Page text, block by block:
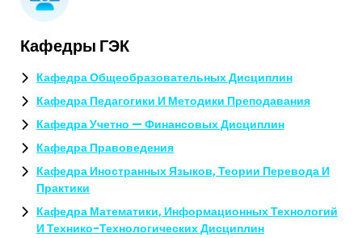
Кафедры ГЭК
Кафедра Общеобразовательных Дисциплин
Кафедра Педагогики И Методики Преподавания
Кафедра Учетно — Финансовых Дисциплин
Кафедра Правоведения
Кафедра Иностранных Языков, Теории Перевода И
Практики
Кафедра Математики, Информационных Технологий
И Технико-Технологических Дисциплин